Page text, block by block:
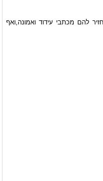
להם מכתבי עידוד ואמונה,ואף